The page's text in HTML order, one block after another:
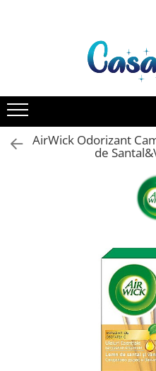
Toate Produsele
Gamma D'ORO Odorizant Cu
Betisoare 120 ml
EYFEL
EYFEL Odorizant Auto 10 ml
EYFEL Spray Odorizant 400 ml
LORIS Odorizant cu Betisoare
Apret & solutii speciale
AirWick Odorizant
de